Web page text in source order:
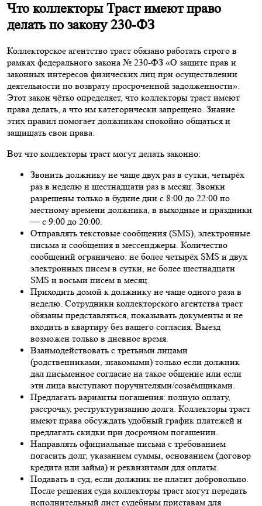
Что коллекторы Траст имеют право
делать по закону 230-ФЗ
Коллекторское агентство траст обязано работать строго в
рамках федерального закона № 230-ФЗ «О защите прав и
законных интересов физических лиц при осуществлении
деятельности по возврату просроченной задолженности».
Этот закон чётко определяет, что коллекторы траст имеют
права делать, а что им категорически запрещено. Знание
этих правил помогает должникам спокойно общаться и
защищать свои права.
Вот что коллекторы траст могут делать законно:
Звонить должнику не чаще двух раз в сутки, четырёх
раз в неделю и шестнадцати раз в месяц. Звонки
разрешены только в будние дни с 8:00 до 22:00 по
местному времени должника, в выходные и праздники
— с 9:00 до 20:00.
Отправлять текстовые сообщения (SMS), электронные
письма и сообщения в мессенджеры. Количество
сообщений ограничено: не более четырёх SMS и двух
электронных писем в сутки, не более шестнадцати
SMS и восьми писем в месяц.
Приходить домой к должнику не чаще одного раза в
неделю. Сотрудники коллекторского агентства траст
обязаны представляться, показывать документы и не
входить в квартиру без вашего согласия. Выезд
возможен только в дневное время.
Взаимодействовать с третьими лицами
(родственниками, знакомыми) только если должник
дал письменное согласие на такое общение или если
эти лица выступают поручителями/созаёмщиками.
Предлагать варианты погашения: полную оплату,
рассрочку, реструктуризацию долга. Коллекторы траст
имеют права обсуждать удобный график платежей и
предлагать скидки при досрочном погашении.
Направлять официальные письма с требованием
погасить долг, указанием суммы, основанием (договор
кредита или займа) и реквизитами для оплаты.
Подавать в суд, если должник не платит добровольно.
После решения суда коллекторы траст могут передать
исполнительный лист судебным приставам для